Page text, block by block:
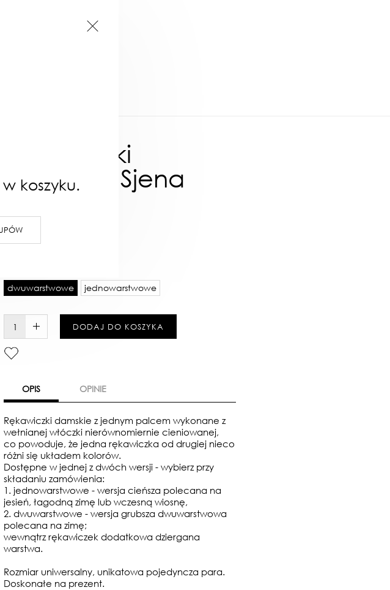
koszyku.
Rękawiczki
wełniane Sjena
Najniższa cena z 30 dni: 165,00 zł
dwuwarstwowe
jednowarstwowe
W KOSZYKU :)DODAJ DO KOSZYKA
OPIS OPINIE
Rękawiczki damskie z jednym palcem wykonane z
wełnianej włóczki nierównomiernie cieniowanej,
co powoduje, że jedna rękawiczka od drugiej nieco
różni się układem kolorów.
Dostępne w jednej z dwóch wersji - wybierz przy
składaniu zamówienia:
1. jednowarstwowe - wersja cieńsza polecana na
jesień, łagodną zimę lub wczesną wiosnę,
2. dwuwarstwowe - wersja grubsza dwuwarstwowa
polecana na zimę;
wewnątrz rękawiczek dodatkowa dziergana
warstwa.
Rozmiar uniwersalny, unikatowa pojedyncza para.
Doskonałe na prezent.